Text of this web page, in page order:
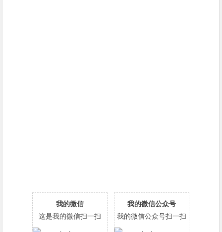
我的微信
这是我的微信扫一扫
我的微信公众号
我的微信公众号扫一扫